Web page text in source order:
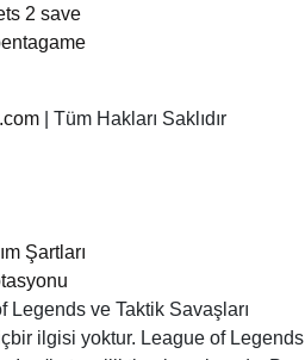
2 save
| Tüm Hakları Saklıdır
Şartları
Legends ve Taktik Savaşları
ilgisi yoktur. League of Legends